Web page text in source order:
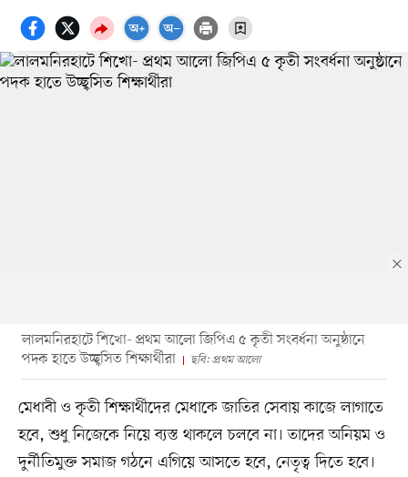
লালমনিরহাটে শিখো- প্রথম আলো জিপিএ ৫ কৃতী সংবর্ধনা অনুষ্ঠানে
পদক হাতে উচ্ছ্বসিত শিক্ষার্থীরা
ছবি: প্রথম আলো
মেধাবী ও কৃতী শিক্ষার্থীদের মেধাকে জাতির সেবায় কাজে লাগাতে
হবে, শুধু নিজেকে নিয়ে ব্যস্ত থাকলে চলবে না। তাদের অনিয়ম ও
দুর্নীতিমুক্ত সমাজ গঠনে এগিয়ে আসতে হবে, নেতৃত্ব দিতে হবে।